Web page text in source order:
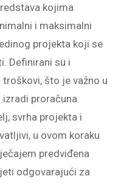
kojima
i maksimalni
projekta koji se
Definirani su i
što je važno u
proračuna
svrha projekta i
u ovom koraku
predviđena
odgovarajući za